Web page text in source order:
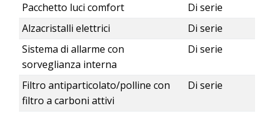
Pacchetto luci comfort
Di serie
Alzacristalli elettrici
Di serie
Sistema di allarme con
sorveglianza interna
Di serie
Filtro antiparticolato/polline con
filtro a carboni attivi
Di serie